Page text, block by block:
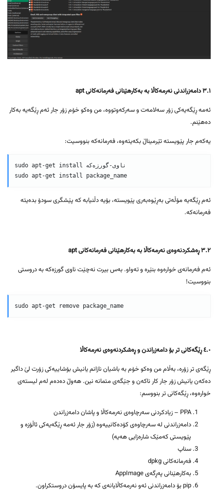
٣.١ دامەزراندنی نەرمەکاڵا بە بەکارهێنانی فەرمانەکانی apt
ئەمە ڕێگەیەکی زۆر سەلامەت و سەرکەوتووە، من وەکو خۆم زۆر جار ئەم ڕێگەیە بەکار
دەهێنم.
یەکەم جار پێویستە تێرمیناڵ بکەیتەوە، فەرمانەکە بنووسیت:
sudo apt-get install ناوی-گورزەکە
sudo apt-get install package_name
ئەم ڕێگەیە مۆڵەتی بەڕێوەبەری پێویستە، بۆیە دڵنیابە کە پێشگری سودۆ بدەیتە
فەرمانەکە.
٣.٢ ڕەشکردنەوەی نەرمەکاڵا بە بەکارهێنانی فەرمانەکانی apt
ئەم فەرمانەی خوارەوە بنێرە و تەواو. بەس بیرت نەچێت ناوی گورزەکە بە دروستی
بنووسیت!
sudo apt-get remove package_name
٤.٠ ڕێگەکانی تر بۆ دامەزراندن و ڕەشکردنەوەی نەرمەکاڵا
ڕێگەی تر زۆرە، بەڵام من وەکو خۆم بە باشیان نازانم یانیش بۆشاییەکی زۆرت لێ داگیر
دەکەن یانیش زۆر جار کار ناکەن و جێگەی متمانە نین. هەوڵ دەدەم لەم لیستەی
خوارەوە، ڕێگەکانی تر بنووسم:
PPA – زیادکردنی سەرچاوەی نەرمەکاڵا و پاشان دامەزراندن
دامەزراندنی لە سەرچاوەی کۆدەکانییەوە (زۆر جار ئەمە ڕێگەیەکی ئاڵۆزە و
پێویستی کەمێک شارەزایی هەیە)
سناپ
فەرمانەکانی dpkg
بەکارهێنانی پەڕگەی AppImage
pip بۆ دامەزراندنی ئەو نەرمەکاڵایانەی کە بە پایسۆن دروستکراون.